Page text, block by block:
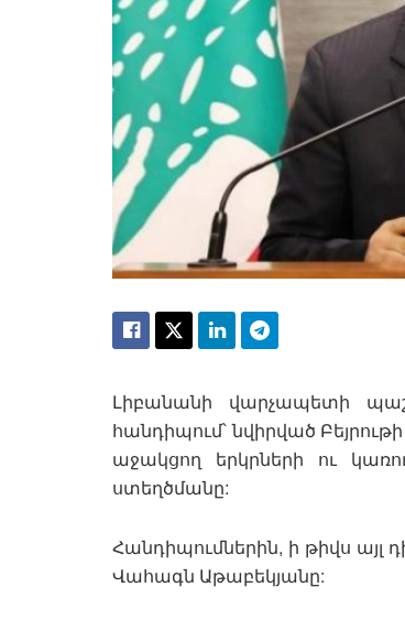
Լիբանանի վարչապետի
հանդիպում՝ նվիրված
աջակցող երկրների ու
ստեղծմանը:
Հանդիպումներին, ի թիվս
Վահագն Աթաբեկյանը: